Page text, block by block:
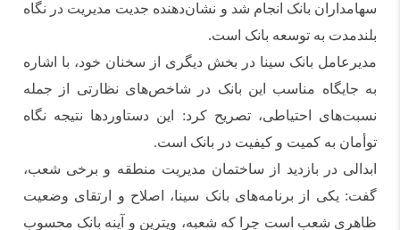
سهامداران بانک انجام شد و نشان‌دهنده جدیت مدیریت در نگاه
بلندمدت به توسعه بانک است.
مدیرعامل بانک سینا در بخش دیگری از سخنان خود، با اشاره
به جایگاه مناسب این بانک در شاخص‌های نظارتی از جمله
نسبت‌های احتیاطی، تصریح کرد: این دستاوردها نتیجه نگاه
توأمان به کمیت و کیفیت در بانک است.
ابدالی در بازدید از ساختمان مدیریت منطقه و برخی شعب،
گفت: یکی از برنامه‌های بانک سینا، اصلاح و ارتقای وضعیت
ظاهری شعب است چرا که شعبه، ویترین و آینه بانک محسوب